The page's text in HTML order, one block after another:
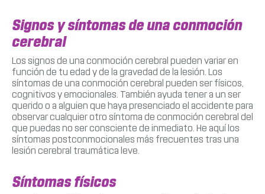
Signos y síntomas de una conmoción
cerebral
Los signos de una conmoción cerebral pueden variar en
función de tu edad y de la gravedad de la lesión. Los
síntomas de una conmoción cerebral pueden ser físicos,
cognitivos y emocionales. También ayuda tener a un ser
querido o a alguien que haya presenciado el accidente para
observar cualquier otro síntoma de conmoción cerebral del
que puedas no ser consciente de inmediato. He aquí los
síntomas postconmocionales más frecuentes tras una
lesión cerebral traumática leve.
Síntomas físicos